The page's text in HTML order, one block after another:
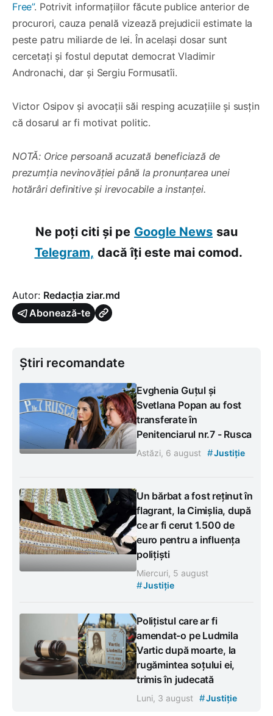
Free”. Potrivit informațiilor făcute publice anterior de
procurori, cauza penală vizează prejudicii estimate la
peste patru miliarde de lei. În același dosar sunt
cercetați și fostul deputat democrat Vladimir
Andronachi, dar și Sergiu Formusatîi.
Victor Osipov și avocații săi resping acuzațiile și susțin
că dosarul ar fi motivat politic.
NOTĂ: Orice persoană acuzată beneficiază de
prezumția nevinovăției până la pronunțarea unei
hotărâri definitive și irevocabile a instanței.
Ne poți citi și pe Google News sau
Telegram, dacă îți este mai comod.
Autor: Redacția ziar.md
Abonează-te
Știri recomandate
Evghenia Guțul și
Svetlana Popan au fost
transferate în
Penitenciarul nr.7 - Rusca
Astăzi, 6 august #Justiție
Un bărbat a fost reținut în
flagrant, la Cimișlia, după
ce ar fi cerut 1.500 de
euro pentru a influența
polițiști
Miercuri, 5 august
#Justiție
Polițistul care ar fi
amendat-o pe Ludmila
Vartic după moarte, la
rugămintea soțului ei,
trimis în judecată
Luni, 3 august #Justiție